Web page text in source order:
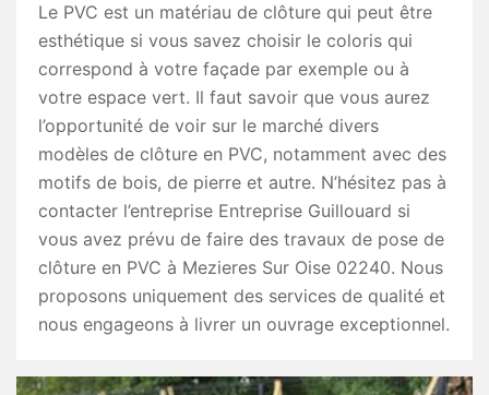
Le PVC est un matériau de clôture qui peut être
esthétique si vous savez choisir le coloris qui
correspond à votre façade par exemple ou à
votre espace vert. Il faut savoir que vous aurez
l’opportunité de voir sur le marché divers
modèles de clôture en PVC, notamment avec des
motifs de bois, de pierre et autre. N’hésitez pas à
contacter l’entreprise Entreprise Guillouard si
vous avez prévu de faire des travaux de pose de
clôture en PVC à Mezieres Sur Oise 02240. Nous
proposons uniquement des services de qualité et
nous engageons à livrer un ouvrage exceptionnel.